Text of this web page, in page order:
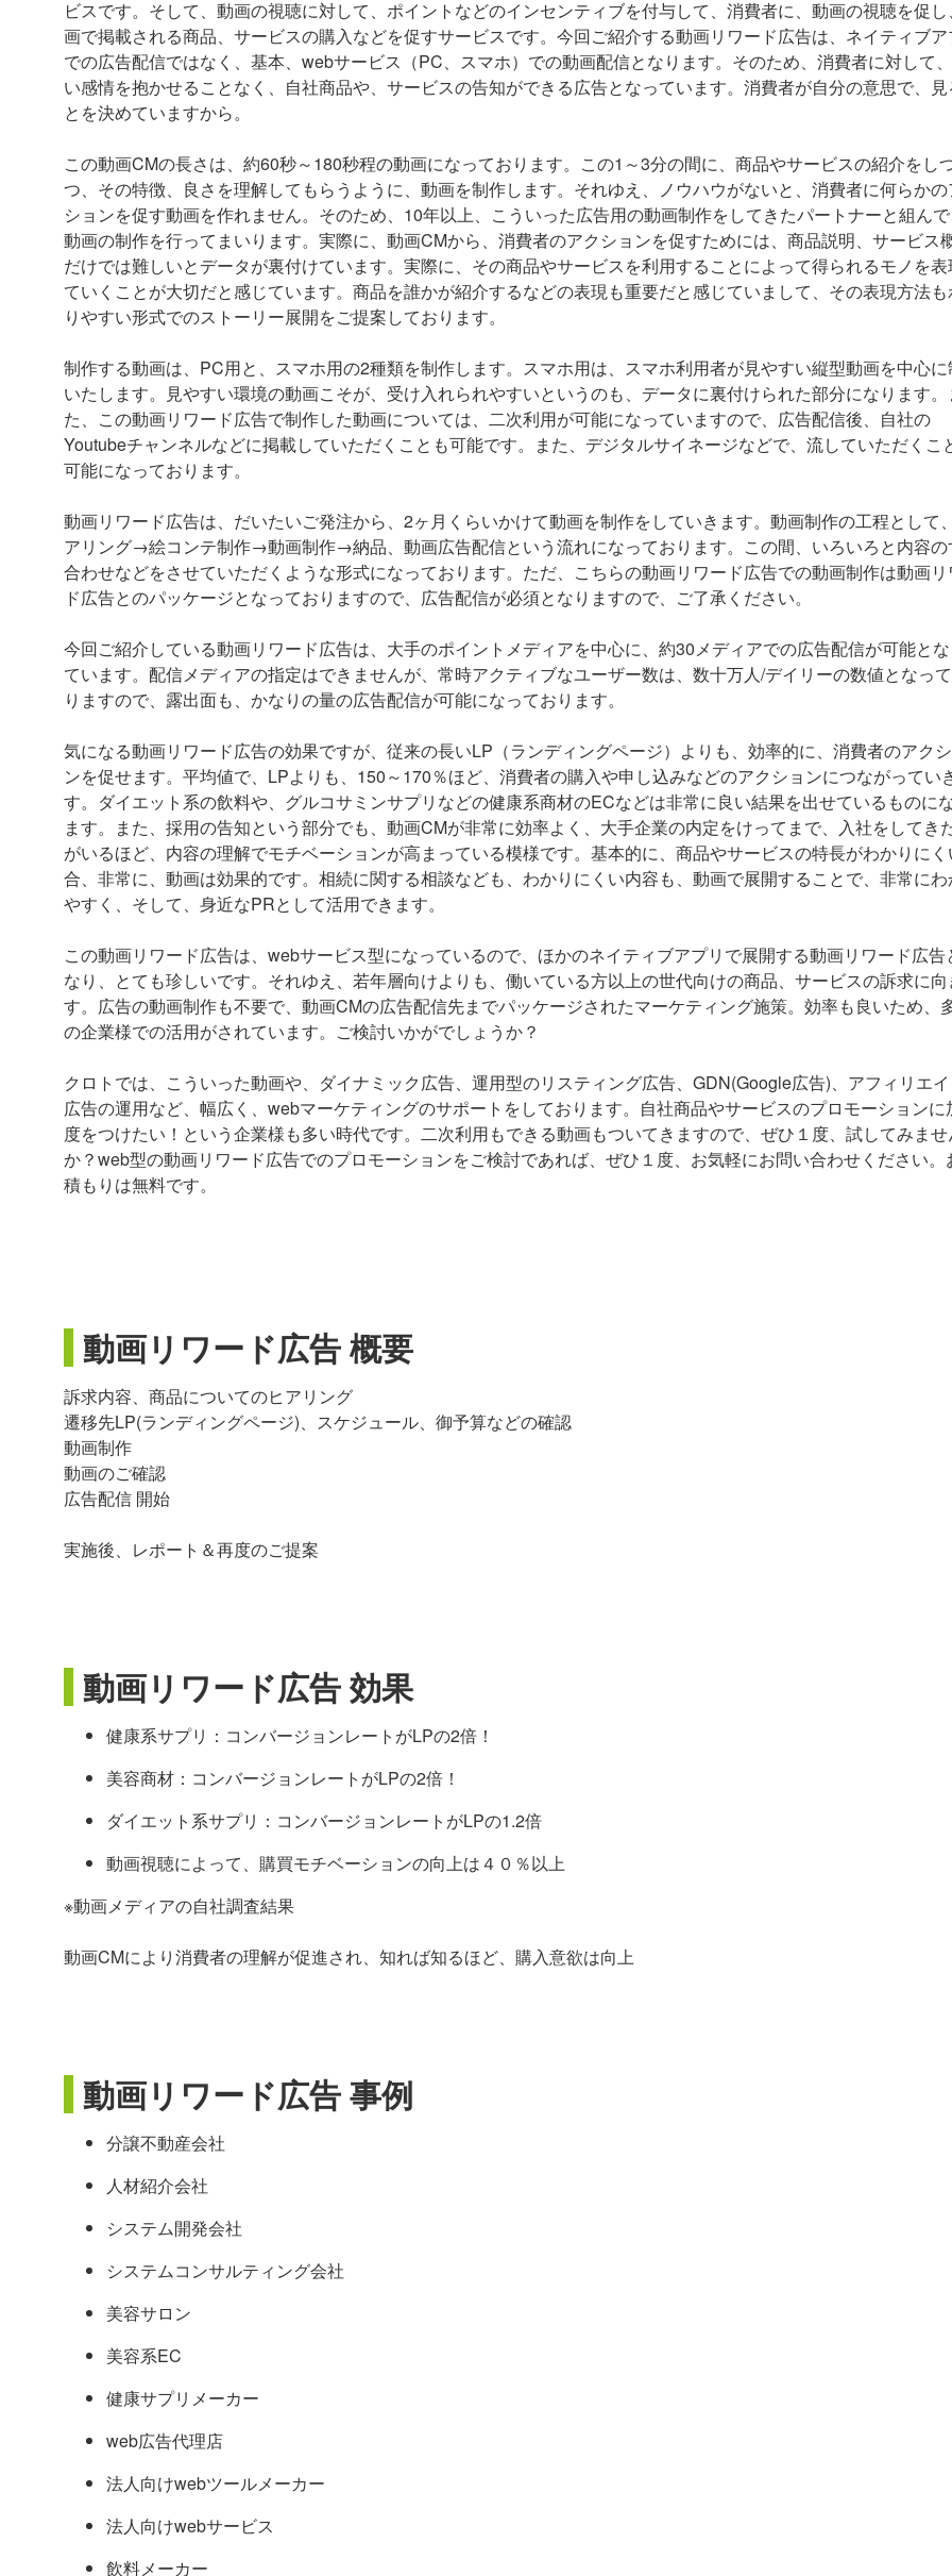
ビスです。そして、動画の視聴に対して、ポイントなどのインセンティブを付与して、消費者に、動画の視聴を促
画で掲載される商品、サービスの購入などを促すサービスです。今回ご紹介する動画リワード広告は、ネイティブ
での広告配信ではなく、基本、webサービス（PC、スマホ）での動画配信となります。そのため、消費者に対して
い感情を抱かせることなく、自社商品や、サービスの告知ができる広告となっています。消費者が自分の意思で、
とを決めていますから。
この動画CMの長さは、約60秒～180秒程の動画になっております。この1～3分の間に、商品やサービスの紹介をし
つ、その特徴、良さを理解してもらうように、動画を制作します。それゆえ、ノウハウがないと、消費者に何らか
ションを促す動画を作れません。そのため、10年以上、こういった広告用の動画制作をしてきたパートナーと組ん
動画の制作を行ってまいります。実際に、動画CMから、消費者のアクションを促すためには、商品説明、サービス
だけでは難しいとデータが裏付けています。実際に、その商品やサービスを利用することによって得られるモノを
ていくことが大切だと感じています。商品を誰かが紹介するなどの表現も重要だと感じていまして、その表現方法
りやすい形式でのストーリー展開をご提案しております。
制作する動画は、PC用と、スマホ用の2種類を制作します。スマホ用は、スマホ利用者が見やすい縦型動画を中心
いたします。見やすい環境の動画こそが、受け入れられやすいというのも、データに裏付けられた部分になります
た、この動画リワード広告で制作した動画については、二次利用が可能になっていますので、広告配信後、自社の
Youtubeチャンネルなどに掲載していただくことも可能です。また、デジタルサイネージなどで、流していただくこ
可能になっております。
動画リワード広告は、だいたいご発注から、2ヶ月くらいかけて動画を制作をしていきます。動画制作の工程として
アリング→絵コンテ制作→動画制作→納品、動画広告配信という流れになっております。この間、いろいろと内容の
合わせなどをさせていただくような形式になっております。ただ、こちらの動画リワード広告での動画制作は動画
ド広告とのパッケージとなっておりますので、広告配信が必須となりますので、ご了承ください。
今回ご紹介している動画リワード広告は、大手のポイントメディアを中心に、約30メディアでの広告配信が可能と
ています。配信メディアの指定はできませんが、常時アクティブなユーザー数は、数十万人/デイリーの数値となっ
りますので、露出面も、かなりの量の広告配信が可能になっております。
気になる動画リワード広告の効果ですが、従来の長いLP（ランディングページ）よりも、効率的に、消費者のアク
ンを促せます。平均値で、LPよりも、150～170％ほど、消費者の購入や申し込みなどのアクションにつながってい
す。ダイエット系の飲料や、グルコサミンサプリなどの健康系商材のECなどは非常に良い結果を出せているものに
ます。また、採用の告知という部分でも、動画CMが非常に効率よく、大手企業の内定をけってまで、入社をしてき
がいるほど、内容の理解でモチベーションが高まっている模様です。基本的に、商品やサービスの特長がわかりに
合、非常に、動画は効果的です。相続に関する相談なども、わかりにくい内容も、動画で展開することで、非常に
やすく、そして、身近なPRとして活用できます。
この動画リワード広告は、webサービス型になっているので、ほかのネイティブアプリで展開する動画リワード広告
なり、とても珍しいです。それゆえ、若年層向けよりも、働いている方以上の世代向けの商品、サービスの訴求に
す。広告の動画制作も不要で、動画CMの広告配信先までパッケージされたマーケティング施策。効率も良いため、
の企業様での活用がされています。ご検討いかがでしょうか？
クロトでは、こういった動画や、ダイナミック広告、運用型のリスティング広告、GDN(Google広告)、アフィリエ
広告の運用など、幅広く、webマーケティングのサポートをしております。自社商品やサービスのプロモーションに
度をつけたい！という企業様も多い時代です。二次利用もできる動画もついてきますので、ぜひ１度、試してみま
か？web型の動画リワード広告でのプロモーションをご検討であれば、ぜひ１度、お気軽にお問い合わせください。
積もりは無料です。
動画リワード広告 概要
訴求内容、商品についてのヒアリング
遷移先LP(ランディングページ)、スケジュール、御予算などの確認
動画制作
動画のご確認
広告配信 開始
実施後、レポート＆再度のご提案
動画リワード広告 効果
健康系サプリ：コンバージョンレートがLPの2倍！
美容商材：コンバージョンレートがLPの2倍！
ダイエット系サプリ：コンバージョンレートがLPの1.2倍
動画視聴によって、購買モチベーションの向上は４０％以上
※動画メディアの自社調査結果
動画CMにより消費者の理解が促進され、知れば知るほど、購入意欲は向上
動画リワード広告 事例
分譲不動産会社
人材紹介会社
システム開発会社
システムコンサルティング会社
美容サロン
美容系EC
健康サプリメーカー
web広告代理店
法人向けwebツールメーカー
法人向けwebサービス
飲料メーカー